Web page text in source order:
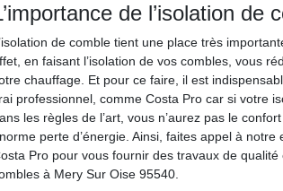
de l’isolation de
de comble tient une place très
en faisant l’isolation de vos combles, vous
chauffage. Et pour ce faire, il est
professionnel, comme Costa Pro car si votre
les règles de l’art, vous n’aurez pas le
perte d’énergie. Ainsi, faites appel à
Pro pour vous fournir des travaux de qualité
à Mery Sur Oise 95540.